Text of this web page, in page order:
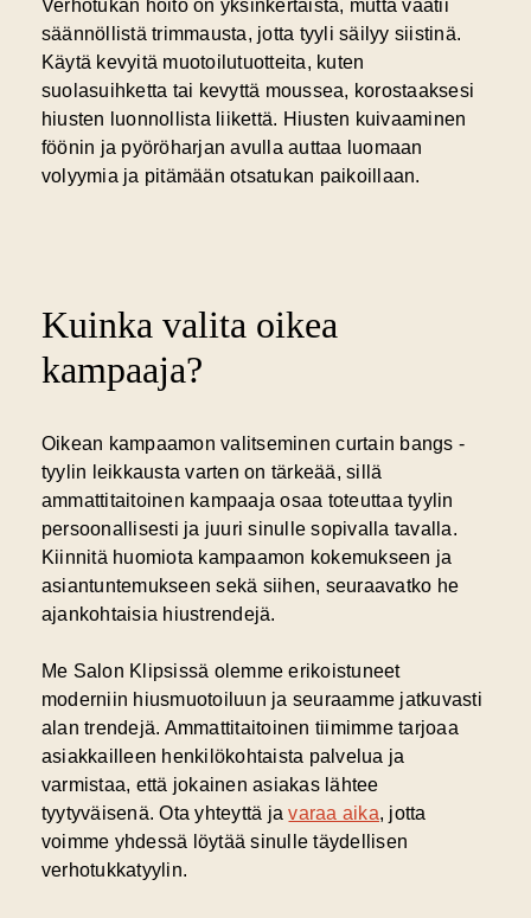
Verhotukan hoito on yksinkertaista, mutta vaatii
säännöllistä trimmausta, jotta tyyli säilyy siistinä.
Käytä kevyitä muotoilutuotteita, kuten
suolasuihketta tai kevyttä moussea, korostaaksesi
hiusten luonnollista liikettä. Hiusten kuivaaminen
föönin ja pyöröharjan avulla auttaa luomaan
volyymia ja pitämään otsatukan paikoillaan.
Kuinka valita oikea
kampaaja?
Oikean kampaamon valitseminen curtain bangs -
tyylin leikkausta varten on tärkeää, sillä
ammattitaitoinen kampaaja osaa toteuttaa tyylin
persoonallisesti ja juuri sinulle sopivalla tavalla.
Kiinnitä huomiota kampaamon kokemukseen ja
asiantuntemukseen sekä siihen, seuraavatko he
ajankohtaisia hiustrendejä.
Me Salon Klipsissä olemme erikoistuneet
moderniin hiusmuotoiluun ja seuraamme jatkuvasti
alan trendejä. Ammattitaitoinen tiimimme tarjoaa
asiakkailleen henkilökohtaista palvelua ja
varmistaa, että jokainen asiakas lähtee
tyytyväisenä. Ota yhteyttä javaraa aika, jotta
voimme yhdessä löytää sinulle täydellisen
verhotukkatyylin.